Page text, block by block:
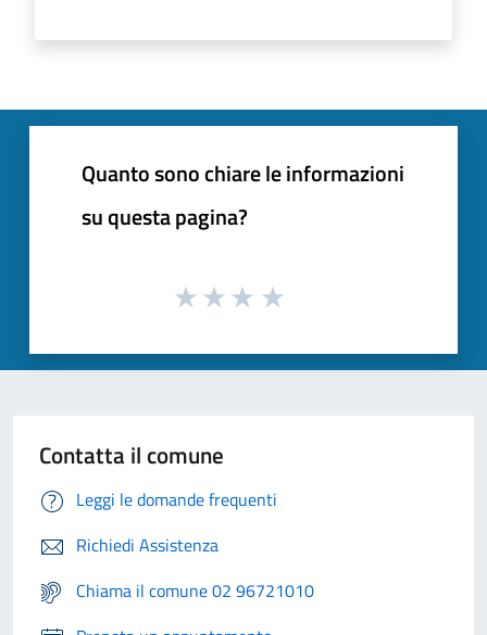
Quanto sono chiare le informazioni
su questa pagina?
Contatta il comune
Leggi le domande frequenti
Richiedi Assistenza
Chiama il comune 02 96721010